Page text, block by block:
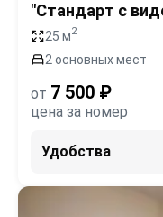
"Стандарт с
25 м2
2 основных мест
от 7 500 ₽
цена за номер
Удобства